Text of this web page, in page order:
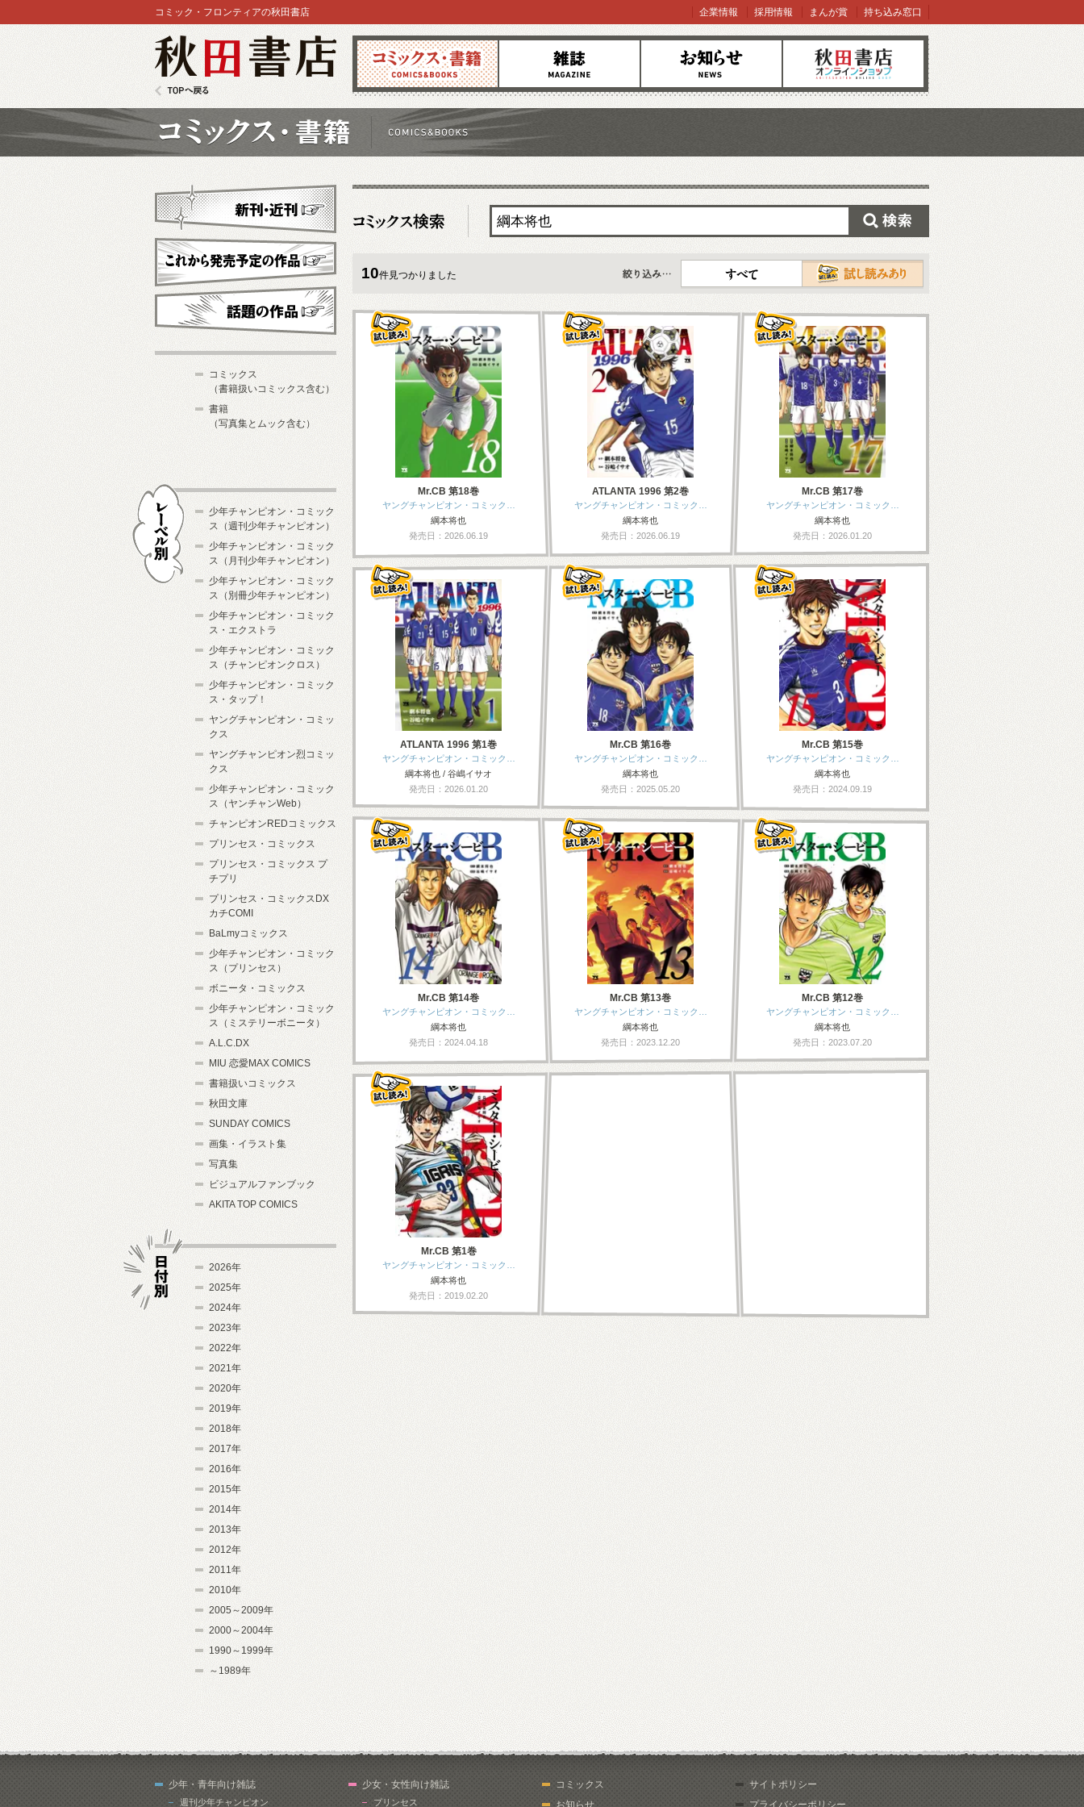
コミックス 雑誌 お知らせ オンラインショップ
コミック・フロンティアの秋田書店 企業情報 採用情報 まんが賞 持ち込み窓口
10件見つかりました
すべて
Mr.CB 第18巻
ヤングチャンピオン・コミック…
綱本将也
発売日：2026.06.19
ATLANTA 1996 第2巻
ヤングチャンピオン・コミック…
綱本将也
発売日：2026.06.19
Mr.CB 第17巻
ヤングチャンピオン・コミック…
綱本将也
発売日：2026.01.20
ATLANTA 1996 第1巻
ヤングチャンピオン・コミック…
綱本将也 / 谷嶋イサオ
発売日：2026.01.20
Mr.CB 第16巻
ヤングチャンピオン・コミック…
綱本将也
発売日：2025.05.20
Mr.CB 第15巻
ヤングチャンピオン・コミック…
綱本将也
発売日：2024.09.19
Mr.CB 第14巻
ヤングチャンピオン・コミック…
綱本将也
発売日：2024.04.18
Mr.CB 第13巻
ヤングチャンピオン・コミック…
綱本将也
発売日：2023.12.20
Mr.CB 第12巻
ヤングチャンピオン・コミック…
綱本将也
発売日：2023.07.20
Mr.CB 第1巻
ヤングチャンピオン・コミック…
綱本将也
発売日：2019.02.20
新刊・近刊
これから発売予定
コミックス
（書籍扱いコミックス含む）
書籍
（写真集とムック含む）
少年チャンピオン・コミック
ス（週刊少年チャンピオン）
少年チャンピオン・コミック
ス（月刊少年チャンピオン）
少年チャンピオン・コミック
ス（別冊少年チャンピオン）
少年チャンピオン・コミック
ス・エクストラ
少年チャンピオン・コミック
ス（チャンピオンクロス）
少年チャンピオン・コミック
ス・タップ！
ヤングチャンピオン・コミッ
クス
ヤングチャンピオン烈コミッ
クス
少年チャンピオン・コミック
ス（ヤンチャンWeb）
チャンピオンREDコミックス
プリンセス・コミックス
プリンセス・コミックス プ
チプリ
プリンセス・コミックスDX
カチCOMI
BaLmyコミックス
少年チャンピオン・コミック
ス（プリンセス）
ボニータ・コミックス
少年チャンピオン・コミック
ス（ミステリーボニータ）
A.L.C.DX
MIU 恋愛MAX COMICS
書籍扱いコミックス
秋田文庫
SUNDAY COMICS
画集・イラスト集
写真集
ビジュアルファンブック
AKITA TOP COMICS
2026年
2025年
2024年
2023年
2022年
2021年
2020年
2019年
2018年
2017年
2016年
2015年
2014年
2013年
2012年
2011年
2010年
2005～2009年
2000～2004年
1990～1999年
～1989年
少年・青年向け雑誌
週刊少年チャンピオン
少女・女性向け雑誌
プリンセス
コミックス
お知らせ
サイトポリシー
プライバシーポリシー